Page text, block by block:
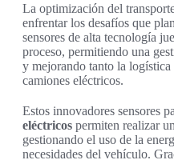
La optimización del
enfrentar los desafíos que
sensores de alta tecnología
proceso, permitiendo una
y mejorando tanto la
camiones eléctricos.
Estos innovadores sensores
eléctricos permiten realizar
gestionando el uso de la
necesidades del vehículo.